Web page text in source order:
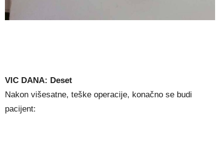
VIC DANA: Deset
Nakon višesatne, teške operacije, konačno se budi
pacijent: